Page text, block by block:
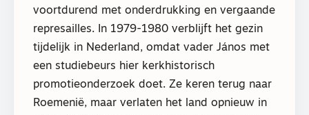
voortdurend met onderdrukking en vergaande
represailles. In 1979-1980 verblijft het gezin
tijdelijk in Nederland, omdat vader János met
een studiebeurs hier kerkhistorisch
promotieonderzoek doet. Ze keren terug naar
Roemenië, maar verlaten het land opnieuw in